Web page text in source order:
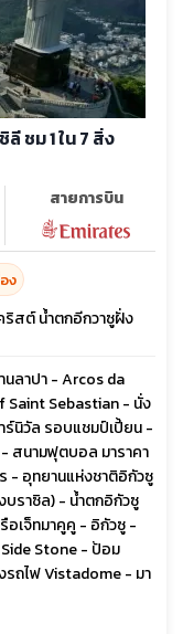
ลี ชม 1 ใน 7 สิ่ง
สายการบิน
ง
ริสต์ น้ำตกอีกวาซูฝั่ง
นลาปา - Arcos da
Sebastian - นั่ง
ร์นิวัล รอบแชมป์เปี้ยน -
สนามฟุตบอล มาราคา
ร - อุทยานแห่งชาติอิกัวซู
ราซิล) - น้ำตกอิกัวซู
อเจ็ทมาคูคู - อิกัวซู -
Stone - ป้อม
รถไฟ Vistadome - มา
- ป้อมปราการโอ